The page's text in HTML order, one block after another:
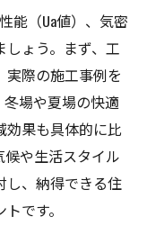
能（Ua値）、気密
ょう。まず、工
実際の施工事例を
場や夏場の快適
効果も具体的に比
や生活スタイル
し、納得できる住
です。